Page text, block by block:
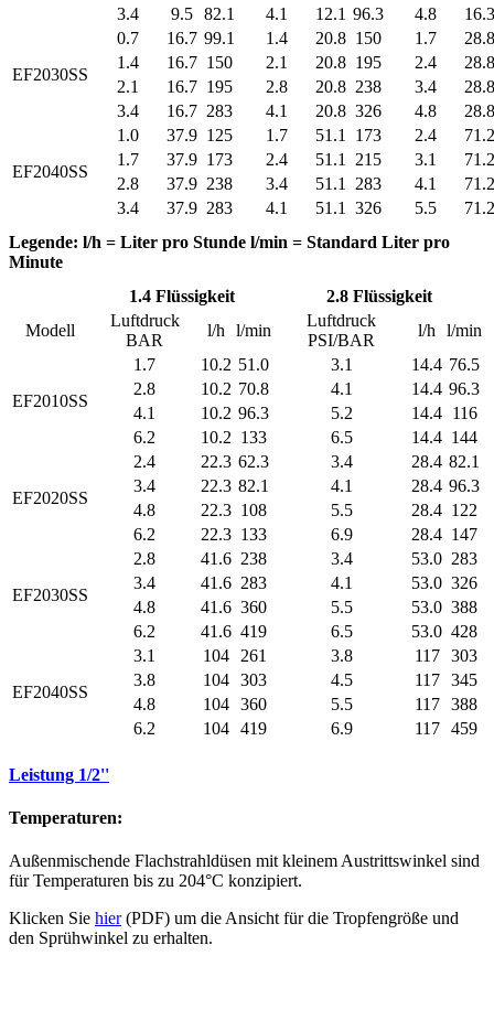
3.4
9.5 82.1 4.1 12.1 96.3 4.8 16.3
EF2030SS
0.7 16.7 99.1 1.4 20.8 150 1.7
28.8
1.4
16.7 150 2.1 20.8 195 2.4
28.8
2.1
16.7 195 2.8 20.8 238 3.4
28.8
3.4
16.7 283 4.1 20.8 326 4.8 28.8
EF2040SS
1.0 37.9 125 1.7 51.1 173 2.4
71.2
1.7
37.9 173 2.4 51.1 215 3.1
71.2
2.8
37.9 238 3.4 51.1 283 4.1
71.2
3.4
37.9 283 4.1 51.1 326 5.5
71.2
Legende: l/h = Liter pro Stunde l/min = Standard Liter pro
Minute
1.4 Flüssigkeit
2.8 Flüssigkeit
Modell
Luftdruck
BAR
l/h l/min
Luftdruck
PSI/BAR
l/h l/min
EF2010SS
1.7 10.2 51.0 3.1 14.4 76.5
2.8
10.2 70.8 4.1 14.4 96.3
4.1
10.2 96.3 5.2 14.4 116
6.2
10.2 133 6.5 14.4 144
EF2020SS
2.4 22.3 62.3 3.4 28.4 82.1
3.4
22.3 82.1 4.1 28.4 96.3
4.8
22.3 108 5.5 28.4 122
6.2
22.3 133 6.9 28.4 147
EF2030SS
2.8 41.6 238 3.4 53.0 283
3.4
41.6 283 4.1 53.0 326
4.8
41.6 360 5.5 53.0 388
6.2
41.6 419 6.5 53.0 428
EF2040SS
3.1 104 261 3.8 117
303
3.8
104 303 4.5 117
345
4.8
104 360 5.5 117
388
6.2
104 419 6.9 117 459
Leistung 1/2''
Temperaturen:
Außenmischende Flachstrahldüsen mit kleinem Austrittswinkel sind
für Temperaturen bis zu 204°C konzipiert.
Klicken Sie hier(PDF) um die Ansicht für die Tropfengröße und
den Sprühwinkel zu erhalten.